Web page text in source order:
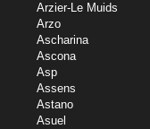
Arzier-Le Muids
Arzo
Ascharina
Ascona
Asp
Assens
Astano
Asuel